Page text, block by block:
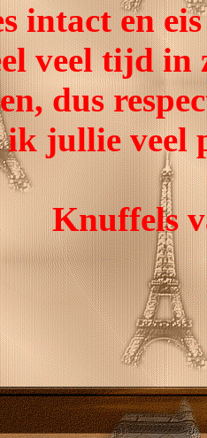
intact en
veel tijd in
dus
ik jullie veel
Knuffels